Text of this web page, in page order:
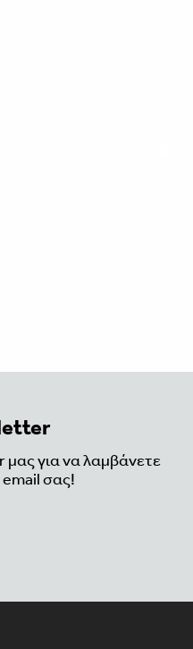
για να λαμβάνετε
email σας!